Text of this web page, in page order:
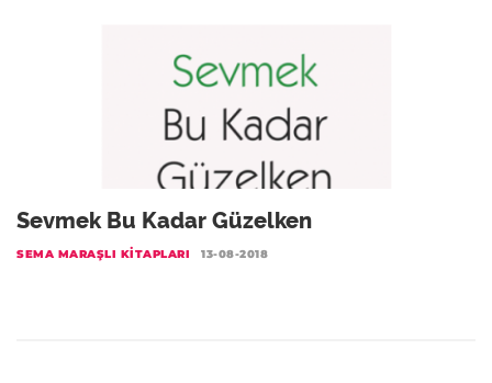
Sevmek Bu Kadar Güzelken
SEMA MARAŞLI KITAPLARI 13-08-2018